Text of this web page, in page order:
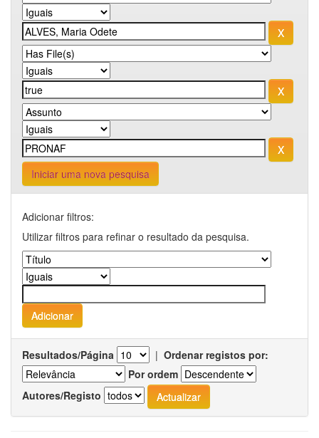
Iniciar uma nova pesquisa
Adicionar filtros:
Utilizar filtros para refinar o resultado da pesquisa.
Resultados/Página | Ordenar registos por:
Por ordem
Autores/Registo